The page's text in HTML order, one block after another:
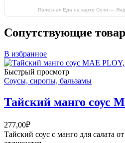
Полезная Еда на карте Сочи —
Сопутствующие
В избранное
Быстрый просмотр
Соусы, сиропы, бальзамы
Тайский манго соус
277,00₽
Тайский соус с манго для салата